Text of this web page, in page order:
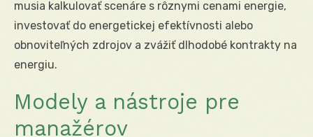
musia kalkulovať scenáre s rôznymi cenami energie,
investovať do energetickej efektívnosti alebo
obnoviteľných zdrojov a zvážiť dlhodobé kontrakty na
energiu.
Modely a nástroje pre
manažérov